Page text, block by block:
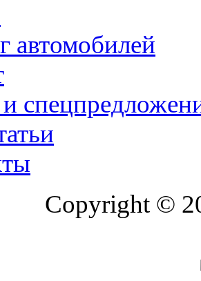
автомобилей
Copyright ©